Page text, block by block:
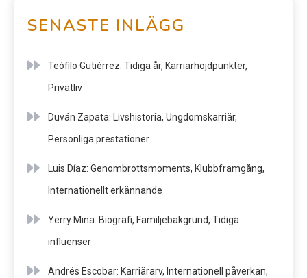
SENASTE INLÄGG
Teófilo Gutiérrez: Tidiga år, Karriärhöjdpunkter,
Privatliv
Duván Zapata: Livshistoria, Ungdomskarriär,
Personliga prestationer
Luis Díaz: Genombrottsmoments, Klubbframgång,
Internationellt erkännande
Yerry Mina: Biografi, Familjebakgrund, Tidiga
influenser
Andrés Escobar: Karriärarv, Internationell påverkan,